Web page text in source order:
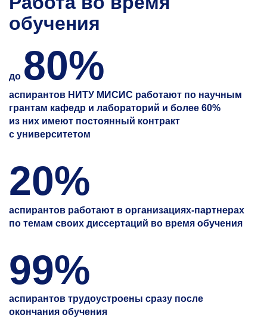
обучения
до 80%
аспирантов НИТУ МИСИС работают по научным
грантам кафедр и лабораторий и более 60%
из них имеют постоянный контракт
с университетом
20%
аспирантов работают в организациях-партнерах
по темам своих диссертаций во время обучения
99%
аспирантов трудоустроены сразу после
окончания обучения